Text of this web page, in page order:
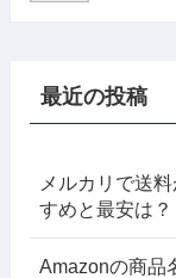
最近の投稿
メルカリで送
すめと最安は？
Amazonの商品